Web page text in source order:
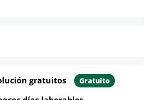
gratuitos Gratuito